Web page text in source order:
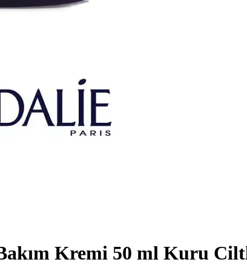
Kremi 50 ml Kuru